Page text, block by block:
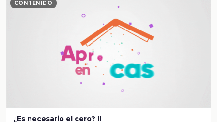
CONTENIDO
¿Es necesario el cero? II